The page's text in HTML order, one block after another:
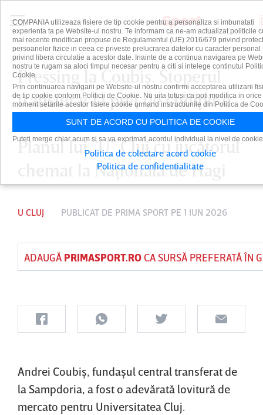
Pressing la Coubiş. Stoperul
transferat la preţ de chilipir e
urmărit de mai multe cluburi.
Planul lui ”U” Cluj cu jucătorul
chemat la Naţională de Hagi
U CLUJ PUBLICAT DE PRIMA SPORT PE 1 IUN 2026
ADAUGĂ PRIMASPORT.ROCA SURSĂ PREFERATĂ ÎN
Andrei Coubiş, fundaşul central transferat de
la Sampdoria, a fost o adevărată lovitură de
mercato pentru Universitatea Cluj.
COMPANIA utilizeaza fisiere de tip cookie pentru a personaliza si imbunatati
experienta ta pe Website-ul nostru. Te informam ca ne-am actualizat politicile
mai recente modificari propuse de Regulamentul (UE) 2016/679 privind
persoanelor fizice in ceea ce priveste prelucrarea datelor cu caracter personal
privind libera circulatie a acestor date. Inainte de a continua navigarea pe
nostru te rugam sa aloci timpul necesar pentru a citi si intelege continutul
Cookie.
Prin continuarea navigarii pe Website-ul nostru confirmi acceptarea utilizarii
de tip cookie conform Politicii de Cookie. Nu uita totusi ca poti modifica in orice
moment setarile acestor fisiere cookie urmand instructiunile din Politica de
SUNT DE ACORD CU POLITICA DE COOKIE
Puteti merge chiar acum si sa va exprimati acordul individual la nivel de
Politica de colectare acord cookie
Politica de confidentialitate